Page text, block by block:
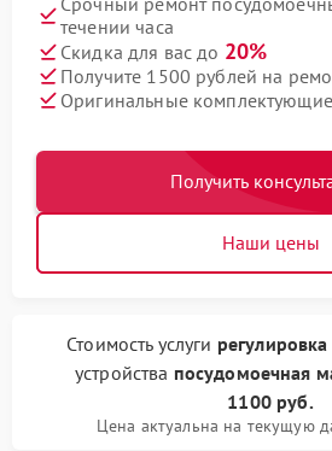
течении часа
Скидка для вас до 20%
Получите 1500 рублей на
Оригинальные
Получить
Наши цены
Стоимость услуги
устройства посудомоечная
1100 руб.
Цена актуальна на текущую